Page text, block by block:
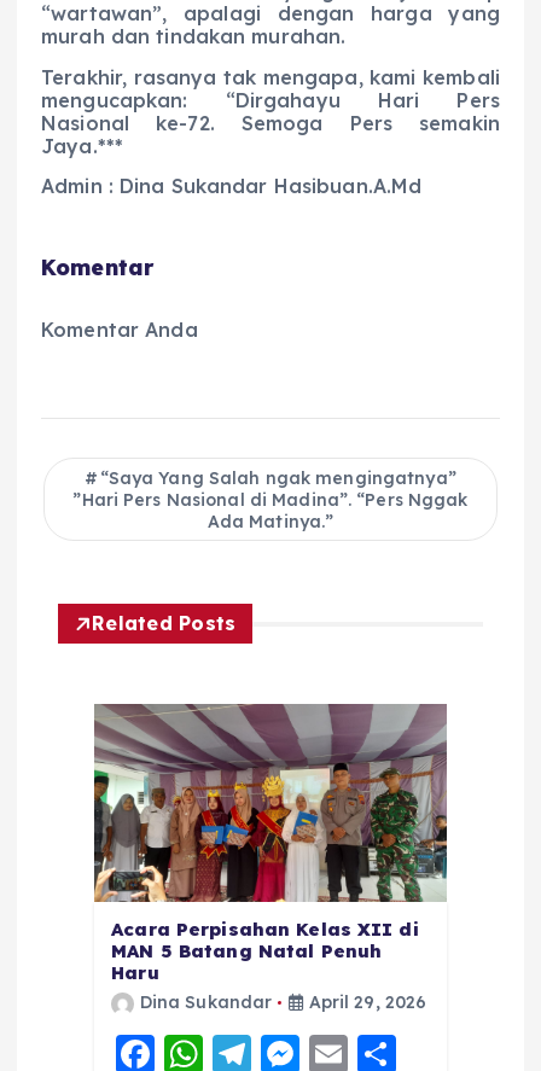
“wartawan”, apalagi dengan harga yang
murah dan tindakan murahan.
Terakhir, rasanya tak mengapa, kami kembali
mengucapkan: “Dirgahayu Hari Pers
Nasional ke-72. Semoga Pers semakin
Jaya.***
Admin : Dina Sukandar Hasibuan.A.Md
Komentar
Komentar Anda
“Saya Yang Salah ngak mengingatnya”
”Hari Pers Nasional di Madina”. “Pers Nggak
Ada Matinya.”
Related Posts
Acara Perpisahan Kelas XII di
MAN 5 Batang Natal Penuh
Haru
Dina Sukandar April 29, 2026
F
W T
M E